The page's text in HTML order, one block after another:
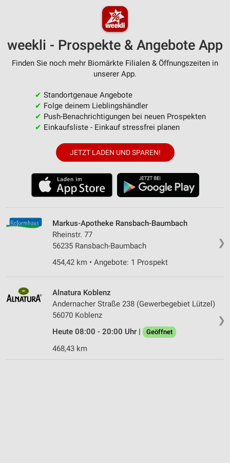
weekli - Prospekte & Angebote App
Finden Sie noch mehr Biomärkte Filialen & Öffnungszeiten in
unserer App.
✔ Standortgenaue Angebote
✔ Folge deinem Lieblingshändler
✔ Push-Benachrichtigungen bei neuen Prospekten
✔ Einkaufsliste - Einkauf stressfrei planen
JETZT LADEN UND SPAREN!
❯
Markus-Apotheke Ransbach-Baumbach
Rheinstr. 77
56235 Ransbach-Baumbach
454,42 km • Angebote: 1 Prospekt
❯
Alnatura Koblenz
Andernacher Straße 238 (Gewerbegebiet Lützel)
56070 Koblenz
Heute 08:00 - 20:00 Uhr |
Geöffnet
468,43 km